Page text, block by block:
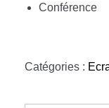
Conférence
Catégories :